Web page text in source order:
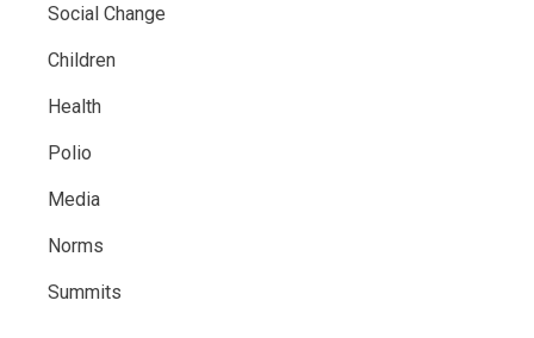
Social Change
Children
Health
Polio
Media
Norms
Summits